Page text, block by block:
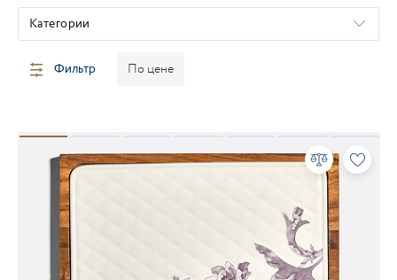
Категории
Фильтр По цене